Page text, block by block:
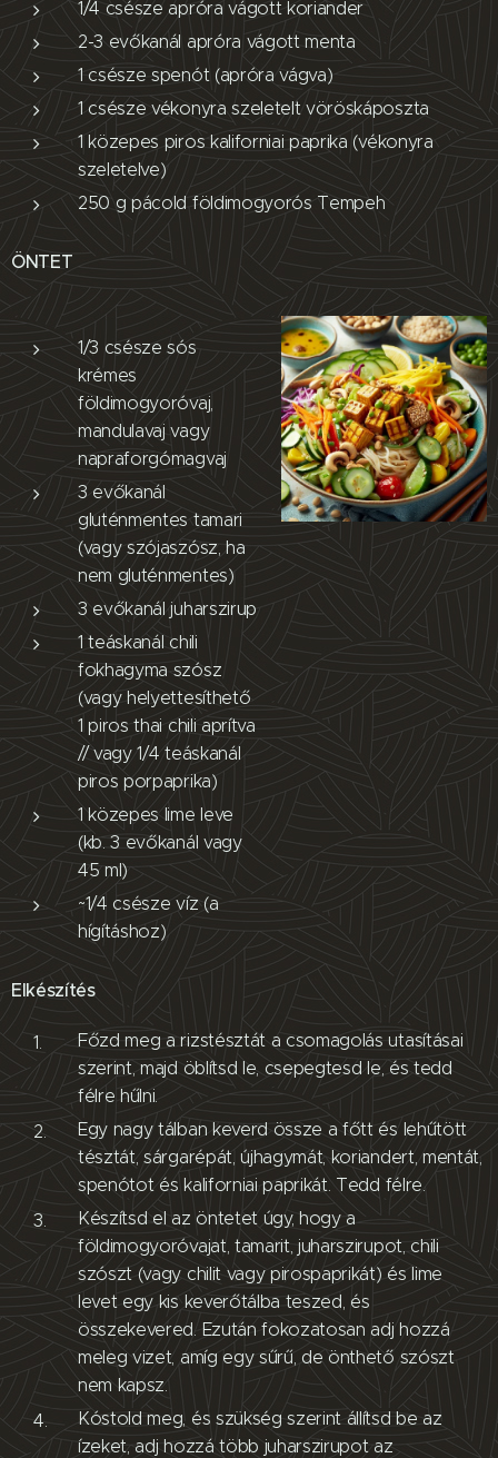
1/4 csésze apróra vágott koriander
2-3 evőkanál apróra vágott menta
1 csésze spenót (apróra vágva)
1 csésze vékonyra szeletelt vöröskáposzta
1 közepes piros kaliforniai paprika (vékonyra
szeletelve)
250 g pácold földimogyorós Tempeh
ÖNTET
1/3 csésze sós
krémes
földimogyoróvaj,
mandulavaj vagy
napraforgómagvaj
3 evőkanál
gluténmentes tamari
(vagy szójaszósz, ha
nem gluténmentes)
3 evőkanál juharszirup
1 teáskanál chili
fokhagyma szósz
(vagy helyettesíthető
1 piros thai chili aprítva
// vagy 1/4 teáskanál
piros porpaprika)
1 közepes lime leve
(kb. 3 evőkanál vagy
45 ml)
~1/4 csésze víz (a
hígításhoz)
Elkészítés
Főzd meg a rizstésztát a csomagolás utasításai
szerint, majd öblítsd le, csepegtesd le, és tedd
félre hűlni.
Egy nagy tálban keverd össze a főtt és lehűtött
tésztát, sárgarépát, újhagymát, koriandert, mentát,
spenótot és kaliforniai paprikát. Tedd félre.
Készítsd el az öntetet úgy, hogy a
földimogyoróvajat, tamarit, juharszirupot, chili
szószt (vagy chilit vagy pirospaprikát) és lime
levet egy kis keverőtálba teszed, és
összekevered. Ezután fokozatosan adj hozzá
meleg vizet, amíg egy sűrű, de önthető szószt
nem kapsz.
Kóstold meg, és szükség szerint állítsd be az
ízeket, adj hozzá több juharszirupot az